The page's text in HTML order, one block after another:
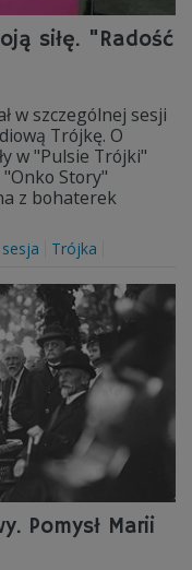
siłę. "Radość
w szczególnej sesji
Trójkę. O
w "Pulsie Trójki"
Story"
z bohaterek
sesja Trójka
Pomysł Marii